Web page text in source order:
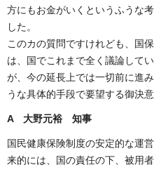
方にもお金がいくというふうな
した。
このカの質問ですけれども、国
は、国でこれまで全く議論して
が、今の延長上では一切前に進
うな具体的手段で要望する御決
A 大野元裕 知事
国民健康保険制度の安定的な運
来的には、国の責任の下、被用